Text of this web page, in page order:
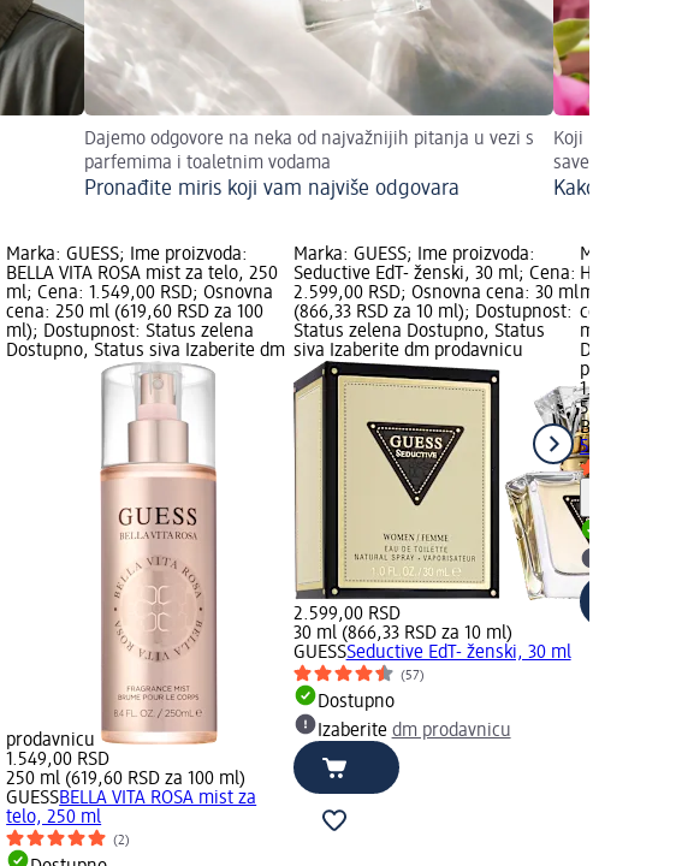
Dajemo odgovore na neka od najvažnijih pitanja u vezi s
parfemima i toaletnim vodama
Pronađite miris koji vam najviše odgovara
Koji miris
savete
Kako mirisi
Marka: GUESS; Ime proizvoda:
BELLA VITA ROSA mist za telo, 250
ml; Cena: 1.549,00 RSD; Osnovna
cena: 250 ml (619,60 RSD za 100
ml); Dostupnost: Status zelena
Dostupno, Status siva Izaberite dm
prodavnicu
1.549,00 RSD
250 ml (619,60 RSD za 100 ml)
GUESSBELLA VITA ROSA mist za
telo, 250 ml
(2)
Marka: GUESS; Ime proizvoda:
Seductive EdT- ženski, 30 ml; Cena:
2.599,00 RSD; Osnovna cena: 30 ml
(866,33 RSD za 10 ml); Dostupnost:
Status zelena Dostupno, Status
siva Izaberite dm prodavnicu
2.599,00 RSD
30 ml (866,33 RSD za 10 ml)
GUESSSeductive EdT- ženski, 30 ml
(57)
Dostupno
Izaberite dm prodavnicu
Marka:
HIDDEN
ml; Cena:
cena: 50 ml
ml);
Dostupno,
prodavnicu
1.249,00
50 ml
B.U.
50 ml